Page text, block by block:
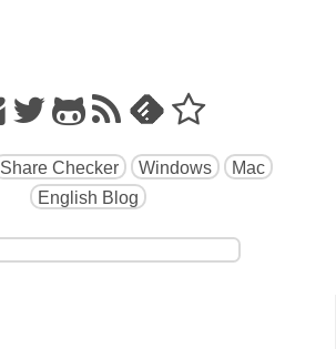
Share Checker Windows
Mac
English Blog